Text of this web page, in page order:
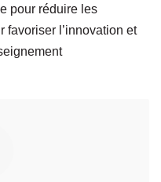
pour réduire les
favoriser l’innovation et